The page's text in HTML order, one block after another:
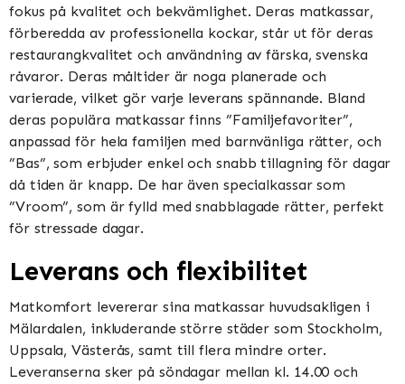
fokus på kvalitet och bekvämlighet. Deras matkassar,
förberedda av professionella kockar, står ut för deras
restaurangkvalitet och användning av färska, svenska
råvaror. Deras måltider är noga planerade och
varierade, vilket gör varje leverans spännande. Bland
deras populära matkassar finns ”Familjefavoriter”,
anpassad för hela familjen med barnvänliga rätter, och
”Bas”, som erbjuder enkel och snabb tillagning för dagar
då tiden är knapp. De har även specialkassar som
”Vroom”, som är fylld med snabblagade rätter, perfekt
för stressade dagar​​​​.
Leverans och flexibilitet
Matkomfort levererar sina matkassar huvudsakligen i
Mälardalen, inkluderande större städer som Stockholm,
Uppsala, Västerås, samt till flera mindre orter.
Leveranserna sker på söndagar mellan kl. 14.00 och